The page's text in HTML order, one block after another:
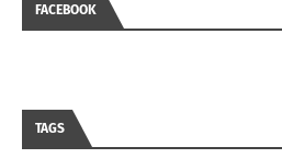
FACEBOOK
TAGS